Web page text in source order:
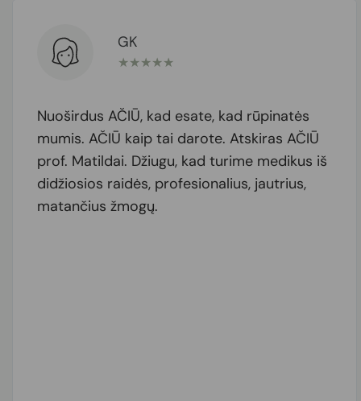
GK
★★★★★
Nuoširdus AČIŪ, kad esate, kad rūpinatės
mumis. AČIŪ kaip tai darote. Atskiras AČIŪ
prof. Matildai. Džiugu, kad turime medikus iš
didžiosios raidės, profesionalius, jautrius,
matančius žmogų.